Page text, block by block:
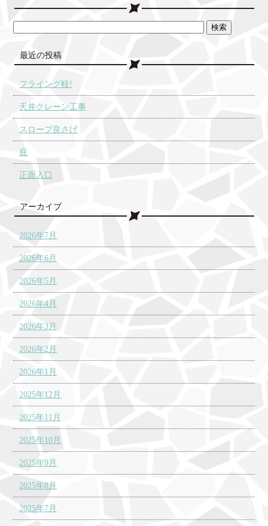
最近の投稿
フライング軽!
天井クレーン工事
スロープ良さげ
庇
正面入口
アーカイブ
2026年7月
2026年6月
2026年5月
2026年4月
2026年3月
2026年2月
2026年1月
2025年12月
2025年11月
2025年10月
2025年9月
2025年8月
2025年7月